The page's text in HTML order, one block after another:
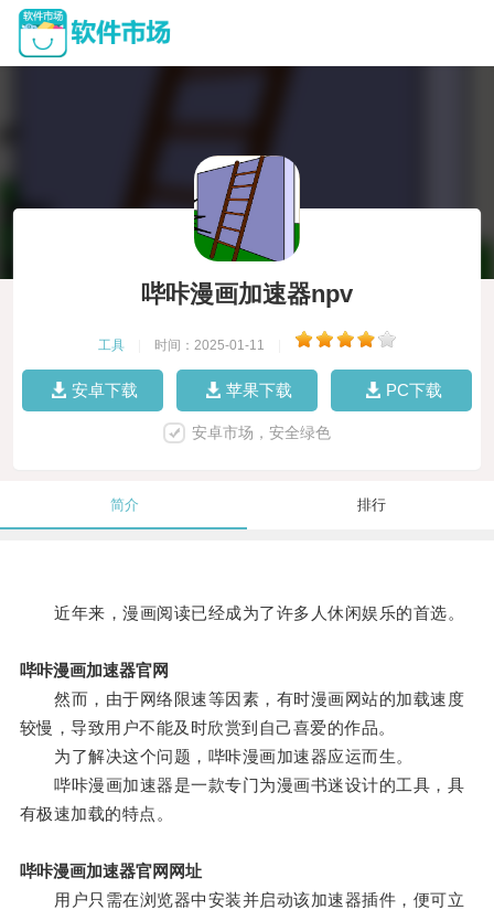
哔咔漫画加速器npv
工具 时间：2025-01-11
安卓下载 苹果下载 PC下载
安卓市场，安全绿色
简介 排行
近年来，漫画阅读已经成为了许多人休闲娱乐的首选。
哔咔漫画加速器官网
然而，由于网络限速等因素，有时漫画网站的加载速度
较慢，导致用户不能及时欣赏到自己喜爱的作品。
为了解决这个问题，哔咔漫画加速器应运而生。
哔咔漫画加速器是一款专门为漫画书迷设计的工具，具
有极速加载的特点。
哔咔漫画加速器官网网址
用户只需在浏览器中安装并启动该加速器插件，便可立